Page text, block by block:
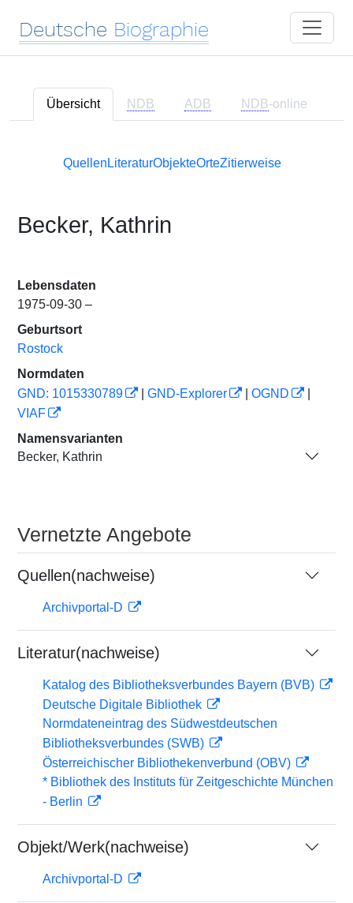
Deutsche Biographie
Übersicht NDB ADB NDB-online
Quellen LiteraturObjekteOrteZitierweise
Becker, Kathrin
Lebensdaten
1975-09-30 –
Geburtsort
Rostock
Normdaten
GND: 1015330789
GND-Explorer OGND
VIAF
Namensvarianten
Becker, Kathrin
Vernetzte Angebote
Quellen(nachweise)
Archivportal-D
Literatur(nachweise)
Katalog des Bibliotheksverbundes Bayern (BVB)
Deutsche Digitale Bibliothek
Normdateneintrag des Südwestdeutschen
Bibliotheksverbundes (SWB)
Österreichischer Bibliothekenverbund (OBV)
* Bibliothek des Instituts für Zeitgeschichte München
- Berlin
Objekt/Werk(nachweise)
Archivportal-D